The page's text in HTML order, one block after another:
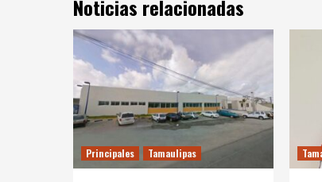
Noticias relacionadas
Principales Tamaulipas